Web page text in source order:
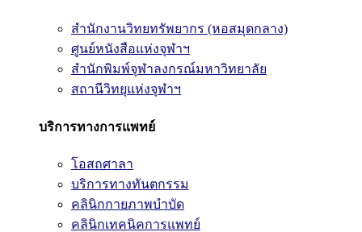
สำนักงานวิทยทรัพยากร (หอสมุดกลาง)
ศูนย์หนังสือแห่งจุฬาฯ
สำนักพิมพ์จุฬาลงกรณ์มหาวิทยาลัย
สถานีวิทยุแห่งจุฬาฯ
บริการทางการแพทย์
โอสถศาลา
บริการทางทันตกรรม
คลินิกกายภาพบำบัด
คลินิกเทคนิคการแพทย์